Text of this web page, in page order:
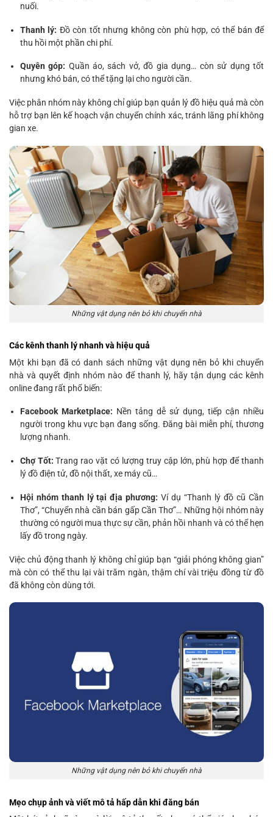
nuối.
Thanh lý: Đồ còn tốt nhưng không còn phù hợp, có thể bán để
thu hồi một phần chi phí.
Quyên góp: Quần áo, sách vở, đồ gia dụng… còn sử dụng tốt
nhưng khó bán, có thể tặng lại cho người cần.
Việc phân nhóm này không chỉ giúp bạn quản lý đồ hiệu quả mà còn
hỗ trợ bạn lên kế hoạch vận chuyển chính xác, tránh lãng phí không
gian xe.
Những vật dụng nên bỏ khi chuyển nhà
Các kênh thanh lý nhanh và hiệu quả
Một khi bạn đã có danh sách những vật dụng nên bỏ khi chuyển
nhà và quyết định nhóm nào để thanh lý, hãy tận dụng các kênh
online đang rất phổ biến:
Facebook Marketplace: Nền tảng dễ sử dụng, tiếp cận nhiều
người trong khu vực bạn đang sống. Đăng bài miễn phí, thương
lượng nhanh.
Chợ Tốt: Trang rao vặt có lượng truy cập lớn, phù hợp để thanh
lý đồ điện tử, đồ nội thất, xe máy cũ…
Hội nhóm thanh lý tại địa phương: Ví dụ “Thanh lý đồ cũ Cần
Thơ”, “Chuyển nhà cần bán gấp Cần Thơ”… Những hội nhóm này
thường có người mua thực sự cần, phản hồi nhanh và có thể hẹn
lấy đồ trong ngày.
Việc chủ động thanh lý không chỉ giúp bạn “giải phóng không gian”
mà còn có thể thu lại vài trăm ngàn, thậm chí vài triệu đồng từ đồ
đã không còn dùng tới.
Những vật dụng nên bỏ khi chuyển nhà
Mẹo chụp ảnh và viết mô tả hấp dẫn khi đăng bán